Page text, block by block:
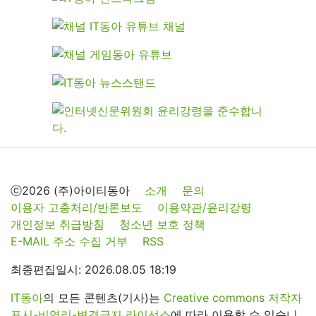
ⓒ2026 (주)아이티동아 소개
문의
이용자 고충처리/반론보도
이용약관/윤리강령
개인정보 취급방침
청소년 보호 정책
E-MAIL 주소 수집 거부
RSS
최종편집일시: 2026.08.05 18:19
IT동아의 모든 콘텐츠(기사)는 Creative commons 저작자